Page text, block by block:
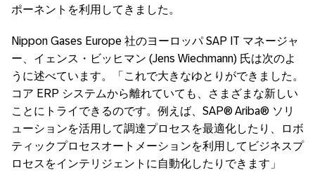
ポーネントを利用してきました。
Nippon Gases Europe 社のヨーロッパ SAP IT マネージャ
ー、イェンス・ビッヒマン (Jens Wiechmann) 氏は次のよ
うに述べています。「これで大きなゆとりができました。
コア ERP システムから離れていても、さまざまな新しい
ことにトライできるのです。例えば、SAP® Ariba® ソリ
ューションを活用して調達プロセスを最適化したり、ロボ
ティックプロセスオートメーションを利用してビジネスプ
ロセスをインテリジェントに自動化したりできます」